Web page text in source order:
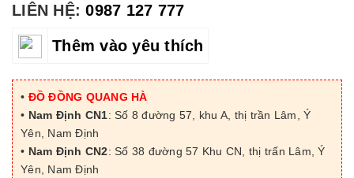
LIÊN HỆ:0987 127 777
Thêm vào yêu thích
• ĐỒ ĐỒNG QUANG HÀ
• Nam Định CN1: Số 8 đường 57, khu A, thị trần Lâm, Ý
Yên, Nam Định
• Nam Định CN2: Số 38 đường 57 Khu CN, thị trấn Lâm, Ý
Yên, Nam Định